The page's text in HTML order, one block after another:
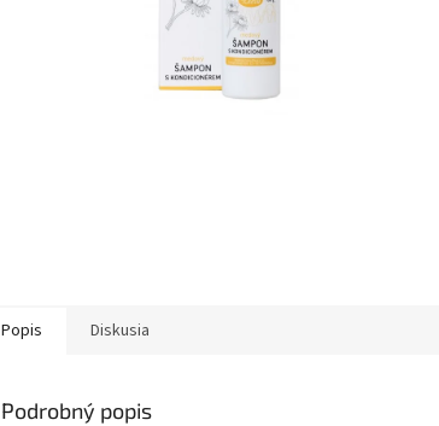
Popis Diskusia
Podrobný popis